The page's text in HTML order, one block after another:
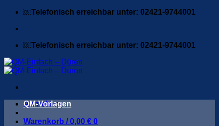
Zum
springen
￼Telefonisch erreichbar unter: 02421-9744001
￼Telefonisch erreichbar unter: 02421-9744001
Anmelden
Warenkorb / 0,00 € 0
QM-Vorlagen